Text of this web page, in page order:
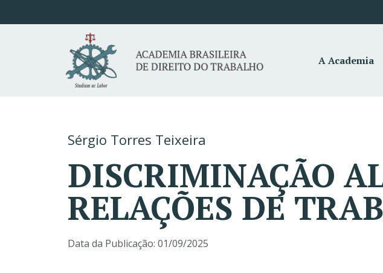
A Academia
Sérgio Torres Teixeira
DISCRIMINAÇÃO
RELAÇÕES DE
Data da Publicação: 01/09/2025